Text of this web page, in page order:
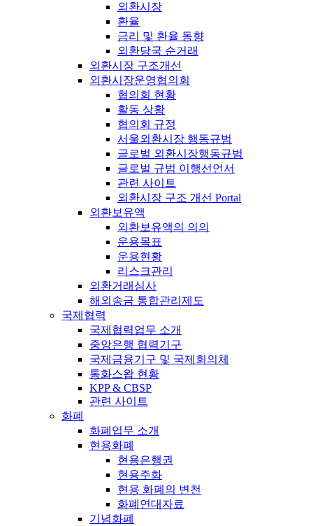
외환시장
환율
금리 및 환율 동향
외환당국 순거래
외환시장 구조개선
외환시장운영협의회
협의회 현황
활동 상황
협의회 규정
서울외환시장 행동규범
글로벌 외환시장행동규범
글로벌 규범 이행선언서
관련 사이트
외환시장 구조 개선 Portal
외환보유액
외환보유액의 의의
운용목표
운용현황
리스크관리
외환거래심사
해외송금 통합관리제도
국제협력
국제협력업무 소개
중앙은행 협력기구
국제금융기구 및 국제회의체
통화스왑 현황
KPP & CBSP
관련 사이트
화폐
화폐업무 소개
현용화폐
현용은행권
현용주화
현용 화폐의 변천
화폐연대자료
기념화폐